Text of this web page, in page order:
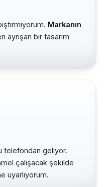
Markanın
ayrışan bir tasarım
telefondan geliyor.
çalışacak şekilde
uyarlıyorum.